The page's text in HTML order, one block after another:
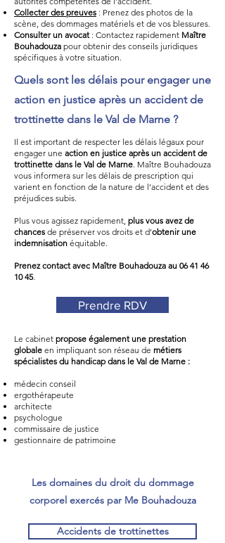
Collecter des preuves : Prenez des photos de la
scène, des dommages matériels et de vos blessures.
Consulter un avocat: Contactez rapidement Maître
Bouhadouza pour obtenir des conseils juridiques
spécifiques à votre situation.
Quels sont les délais pour engager une
action en justice après un accident de
trottinette dans le Val de Marne ?
Il est important de respecter les délais légaux pour
engager une action en justice après un accident de
trottinette dans le Val de Marne. Maître Bouhadouza
vous informera sur les délais de prescription qui
varient en fonction de la nature de l’accident et des
préjudices subis.
Plus vous agissez rapidement, plus vous avez de
chances de préserver vos droits et d’obtenir une
indemnisation équitable.
Prenez contact avec Maître Bouhadouza au 06 41 46
10 45.
Prendre RDV
Le cabinet propose également une prestation
globale en impliquant son réseau de métiers
spécialistes du handicap dans le Val de Marne :
médecin conseil
ergothérapeute
architecte
psychologue
commissaire de justice
gestionnaire de patrimoine
Les domaines du droit du dommage
corporel exercés par Me Bouhadouza
Accidents de trottinettes